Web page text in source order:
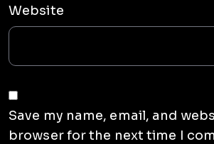
Website
Save my name, email, and
browser for the next time I